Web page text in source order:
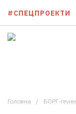
#СПЕЦПРОЕКТИ
Головна БОРГ-